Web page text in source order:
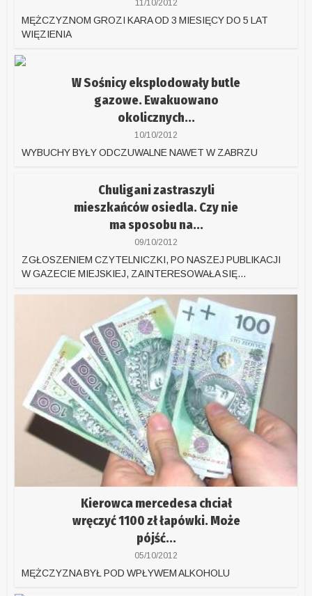
11/10/2012
MĘŻCZYZNOM GROZI KARA OD 3 MIESIĘCY DO 5 LAT
WIĘZIENIA
W Sośnicy eksplodowały butle
gazowe. Ewakuowano
okolicznych...
10/10/2012
WYBUCHY BYŁY ODCZUWALNE NAWET W ZABRZU
Chuligani zastraszyli
mieszkańców osiedla. Czy nie
ma sposobu na...
09/10/2012
ZGŁOSZENIEM CZYTELNICZKI, PO NASZEJ PUBLIKACJI
W GAZECIE MIEJSKIEJ, ZAINTERESOWAŁA SIĘ...
Kierowca mercedesa chciał
wręczyć 1100 zł łapówki. Może
pójść...
05/10/2012
MĘŻCZYZNA BYŁ POD WPŁYWEM ALKOHOLU